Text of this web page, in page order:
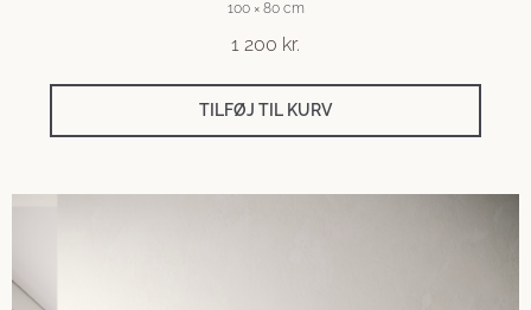
100 × 80 cm
1 200 kr.
TILFØJ TIL KURV